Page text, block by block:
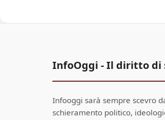
InfoOggi - Il diritto di
Infooggi sarà sempre scevro
schieramento politico,